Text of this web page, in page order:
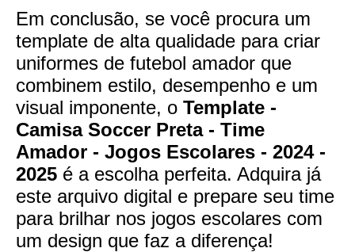
Em conclusão, se você procura um
template de alta qualidade para criar
uniformes de futebol amador que
combinem estilo, desempenho e um
visual imponente, o Template -
Camisa Soccer Preta - Time
Amador - Jogos Escolares - 2024 -
2025 é a escolha perfeita. Adquira já
este arquivo digital e prepare seu time
para brilhar nos jogos escolares com
um design que faz a diferença!